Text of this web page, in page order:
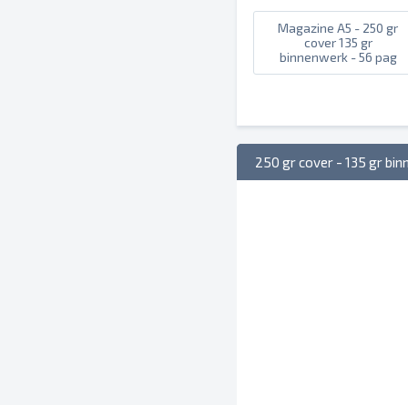
Magazine A5 - 250 gr
cover 135 gr
binnenwerk - 56 pag
250 gr cover - 135 gr